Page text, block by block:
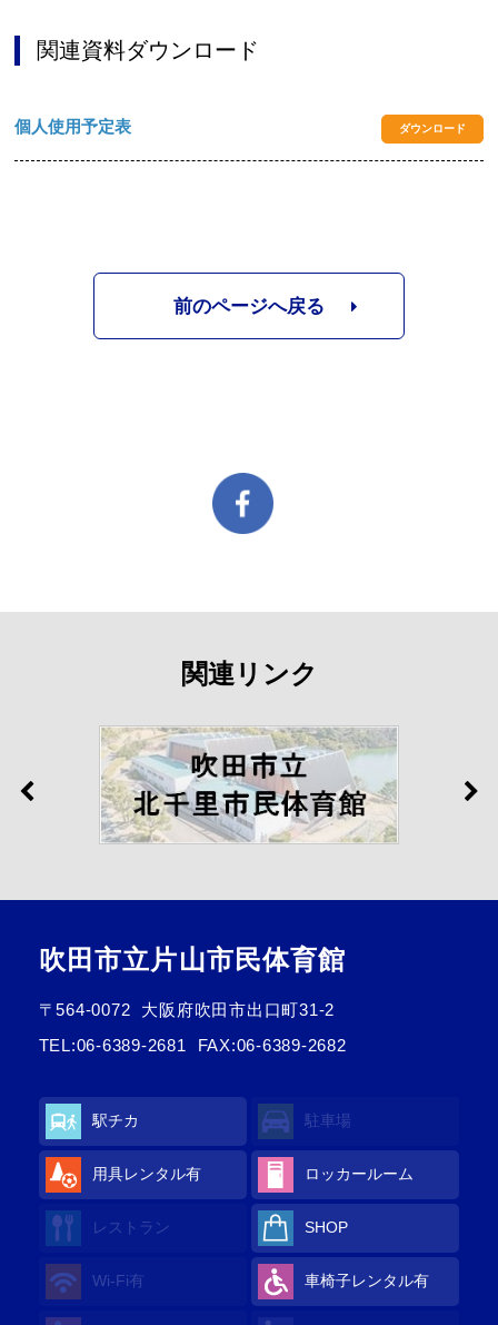
関連資料ダウンロード
個人使用予定表 ダウンロード
前のページへ戻る
関連リンク
吹田市立片山市民体育館
〒564-0072
大阪府吹田市出口町31-2
TEL:06-6389-2681 FAX:06-6389-2682
駅チカ 駐車場
用具レンタル有 ロッカールーム
レストラン SHOP
Wi-Fi有 車椅子レンタル有